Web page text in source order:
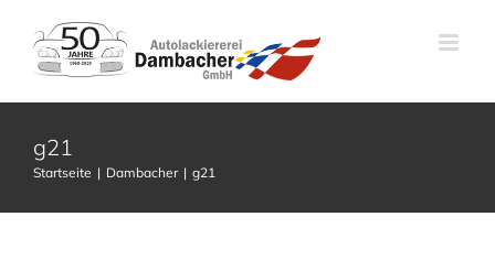
Inhalt
springen
g21
Startseite Dambacher g21